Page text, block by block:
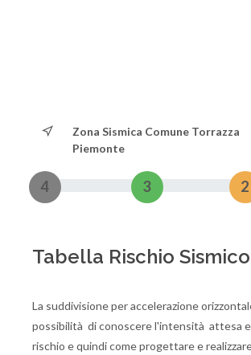
Zona Sismica Comune Torrazza
Piemonte
4 3 2
Tabella Rischio Sismico
La suddivisione per accelerazione
possibilità di conoscere l'intensità attesa e
rischio e quindi come progettare e